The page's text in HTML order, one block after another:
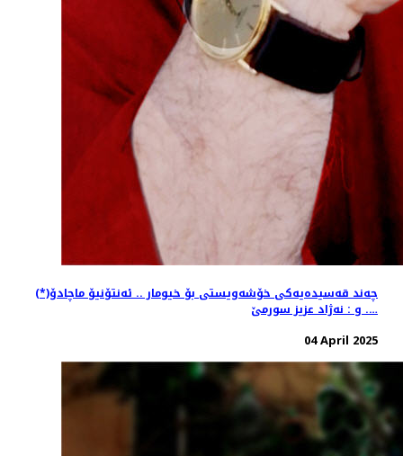
چه‌ند قه‌سیده‌یه‌كی خۆشه‌ویستی بۆ خیومار .. ئه‌نتۆنیۆ ماچادۆ(*)
…. و : نه‌ژاد عزیز سورمێ
04 April 2025